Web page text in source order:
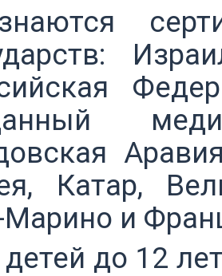
Катар,
и
до 12